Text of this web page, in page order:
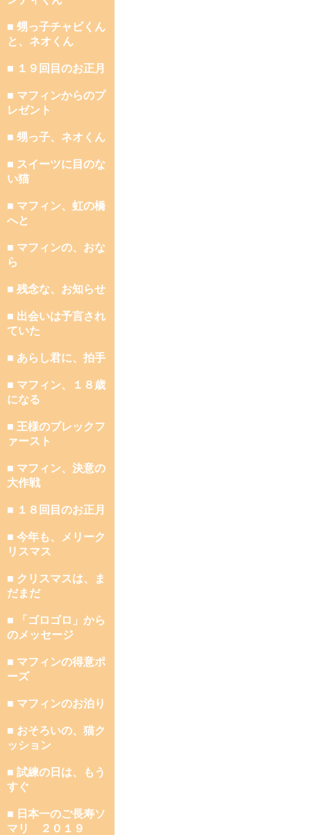
■ 甥っ子チャビくん
と、ネオくん
■ １９回目のお正月
■ マフィンからのプ
レゼント
■ 甥っ子、ネオくん
■ スイーツに目のな
い猫
■ マフィン、虹の橋
へと
■ マフィンの、おな
ら
■ 残念な、お知らせ
■ 出会いは予言され
ていた
■ あらし君に、拍手
■ マフィン、１８歳
になる
■ 王様のブレックフ
ァースト
■ マフィン、決意の
大作戦
■ １８回目のお正月
■ 今年も、メリーク
リスマス
■ クリスマスは、ま
だまだ
■ 「ゴロゴロ」から
のメッセージ
■ マフィンの得意ポ
ーズ
■ マフィンのお泊り
■ おそろいの、猫ク
ッション
■ 試練の日は、もう
すぐ
■ 日本一のご長寿ソ
マリ ２０１９